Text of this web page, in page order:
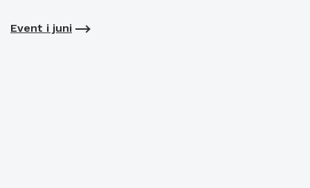
Event i juni